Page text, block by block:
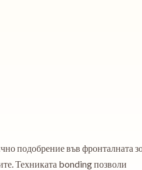
подобрение във фронталната
Техниката bonding позволи